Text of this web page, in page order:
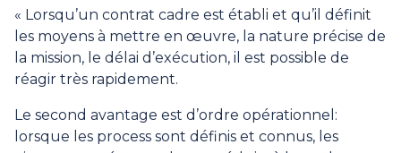
« Lorsqu’un contrat cadre est établi et qu’il définit
les moyens à mettre en œuvre, la nature précise de
la mission, le délai d’exécution, il est possible de
réagir très rapidement.
Le second avantage est d’ordre opérationnel:
lorsque les process sont définis et connus, les